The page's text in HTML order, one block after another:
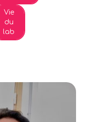
Vie
du
lab